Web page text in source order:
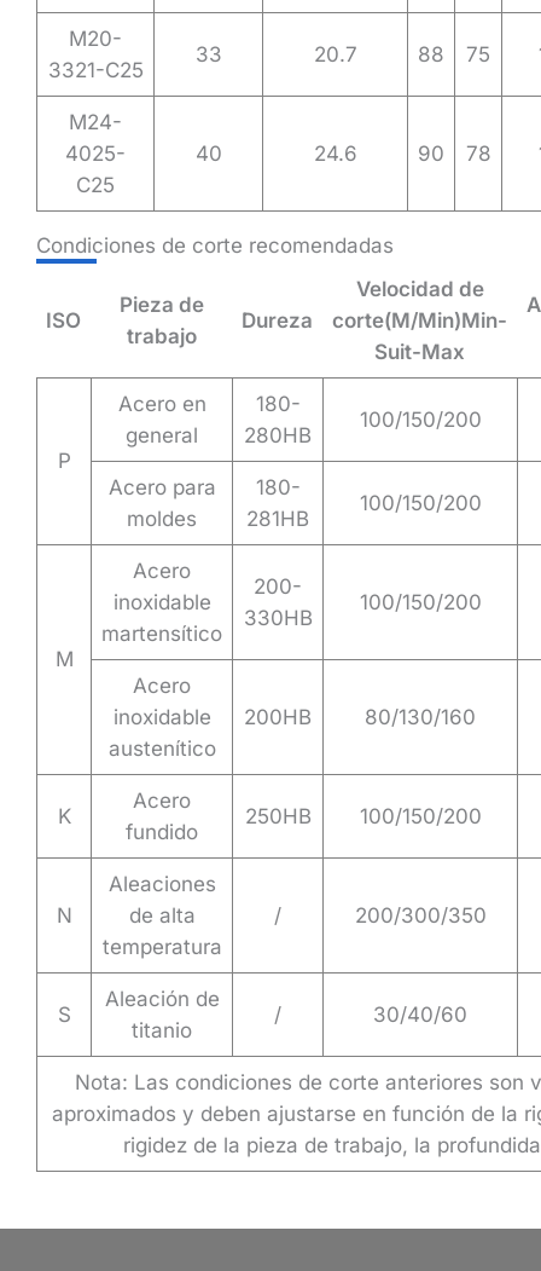
M20-
3321-C25
33 20.7 88 75
M24-
4025-
C25
40 24.6 90 78
Condiciones de corte recomendadas
ISO
Pieza de
trabajo
Dureza
Velocidad de
corte(M/Min)Min-
Suit-Max
P
Acero en
general
180-
280HB
100/150/200
Acero para
moldes
180-
281HB
100/150/200
M
Acero
inoxidable
martensítico
200-
330HB
100/150/200
Acero
inoxidable
austenítico
200HB 80/130/160
K
Acero
fundido
250HB 100/150/200
N
Aleaciones
de alta
temperatura
/ 200/300/350
S
Aleación de
titanio
/ 30/40/60
Nota: Las condiciones de corte anteriores son
aproximados y deben ajustarse en función de la
rigidez de la pieza de trabajo, la